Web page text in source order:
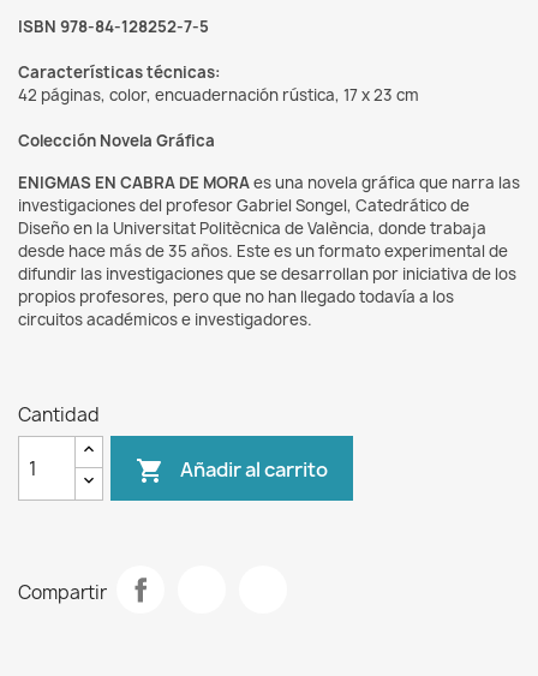
ISBN 978-84-128252-7-5
Características técnicas:
42 páginas, color, encuadernación rústica, 17 x 23 cm
Colección Novela Gráfica
ENIGMAS EN CABRA DE MORAes una novela gráfica que narra las
investigaciones del profesor Gabriel Songel, Catedrático de
Diseño en la Universitat Politècnica de València, donde trabaja
desde hace más de 35 años. Este es un formato experimental de
difundir las investigaciones que se desarrollan por iniciativa de los
propios profesores, pero que no han llegado todavía a los
circuitos académicos e investigadores.
Cantidad
 Añadir al carrito
Compartir